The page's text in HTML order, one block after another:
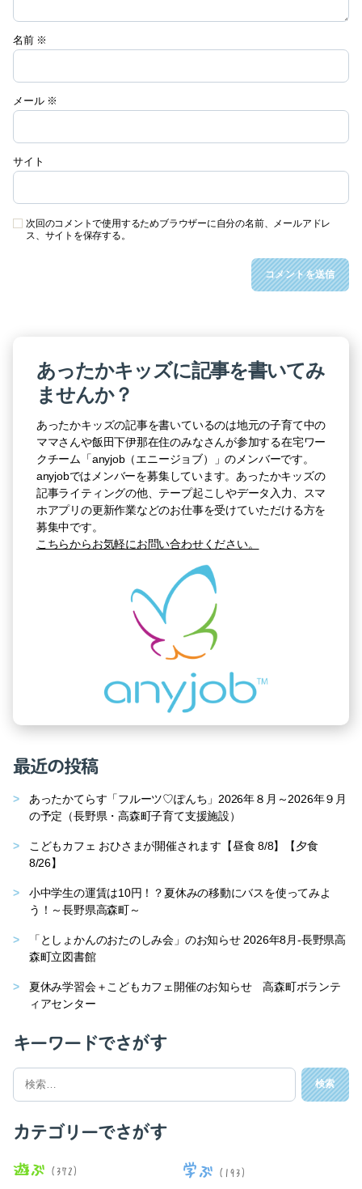
名前 ※
メール ※
サイト
次回のコメントで使用するためブラウザーに自分の名前、メールアドレ
ス、サイトを保存する。
あったかキッズに記事を書いてみ
ませんか？
あったかキッズの記事を書いているのは地元の子育て中の
ママさんや飯田下伊那在住のみなさんが参加する在宅ワー
クチーム「anyjob（エニージョブ）」のメンバーです。
anyjobではメンバーを募集しています。あったかキッズの
記事ライティングの他、テープ起こしやデータ入力、スマ
ホアプリの更新作業などのお仕事を受けていただける方を
募集中です。
こちらからお気軽にお問い合わせください。
最近の投稿
あったかてらす「フルーツ♡ぽんち」2026年８月～2026年９月
の予定（長野県・高森町子育て支援施設）
こどもカフェ おひさまが開催されます【昼食 8/8】【夕食
8/26】
小中学生の運賃は10円！？夏休みの移動にバスを使ってみよ
う！～長野県高森町～
「としょかんのおたのしみ会」のお知らせ 2026年8月-長野県高
森町立図書館
夏休み学習会＋こどもカフェ開催のお知らせ 高森町ボランテ
ィアセンター
キーワードでさがす
検
対
象:
カテゴリーでさがす
遊ぶ (372) 学ぶ (193)